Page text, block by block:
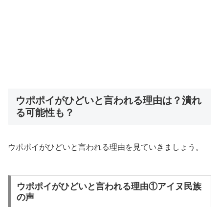
ウポポイがひどいと言われる理由は？潰れ
る可能性も？
ウポポイがひどいと言われる理由を見ていきましょう。
ウポポイがひどいと言われる理由①アイヌ民族
の声